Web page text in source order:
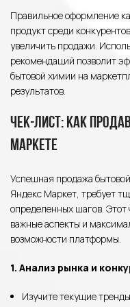
Правильное оформление
продукт среди
увеличить продажи.
рекомендаций позволит
бытовой химии на
результатов.
Чек-лист: как
Маркете
Успешная продажа
Яндекс Маркет, требует
определенных шагов. Этот
важные аспекты и
возможности платформы.
1. Анализ рынка и
Изучите текущие